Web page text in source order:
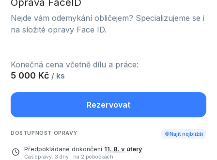
Nejde vám odemykání obličejem? Specializujeme se i
na složité opravy Face ID.
Konečná cena včetně dílu a práce:
5 000 Kč / ks
Rezervovat
DOSTUPNOST OPRAVY Najít nejbližší
Předpokládané dokončení 11. 8. v úterý
Čas opravy: 3 dny · na 2 pobočkách